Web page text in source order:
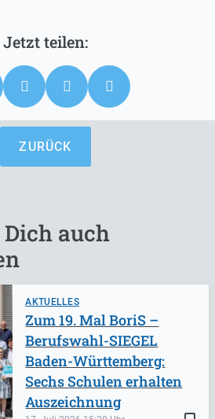
ZURÜCK
auch
AKTUELLES
Zum 19. Mal BoriS –
Berufswahl-SIEGEL
Baden-Württemberg:
Sechs Schulen erhalten
Auszeichnung